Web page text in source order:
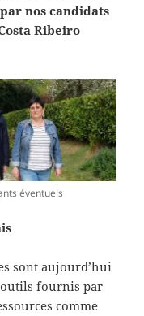
nos candidats
Ribeiro
éventuels
sont aujourd’hui
outils fournis par
comme